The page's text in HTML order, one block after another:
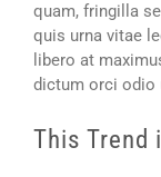
quam, fringilla
quis urna vitae
libero at
dictum orci odio
This Trend